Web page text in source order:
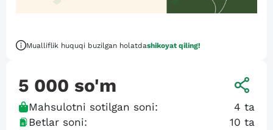
Mualliflik huquqi buzilgan holatdashikoyat qiling!
5 000 so'm
Mahsulotni sotilgan soni: 4 ta
Betlar soni:
10 ta